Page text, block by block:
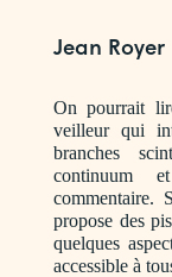
Jean Royer
On pourrait
veilleur qui
branches
continuum
commentaire.
propose des
quelques
accessible à